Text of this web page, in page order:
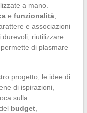
a mano.
e funzionalità,
e associazioni
riutilizzare
di plasmare
progetto, le idee di
di ispirazioni,
sulla
budget,